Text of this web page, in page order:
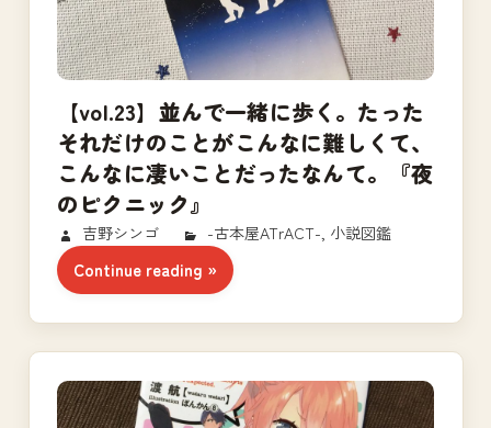
【vol.23】並んで一緒に歩く。たった
それだけのことがこんなに難しくて、
こんなに凄いことだったなんて。『夜
のピクニック』
2017/11/24
吉野シンゴ -古本屋ATrACT-, 小説図鑑
Continue reading